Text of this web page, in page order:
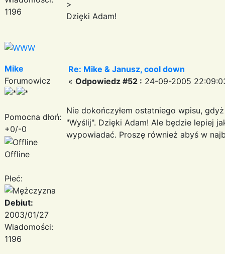
1196
>
Dzięki Adam!
Mike
Forumowicz
Pomocna dłoń:
+0/-0
Offline
Płeć:
Debiut:
2003/01/27
Wiadomości:
1196
Re: Mike & Janusz, cool down
« Odpowiedz #52 : 24-09-2005
Nie dokończyłem ostatniego wpisu,
"Wyślij". Dzięki Adam! Ale będzie lepiej
wypowiadać. Proszę również abyś w